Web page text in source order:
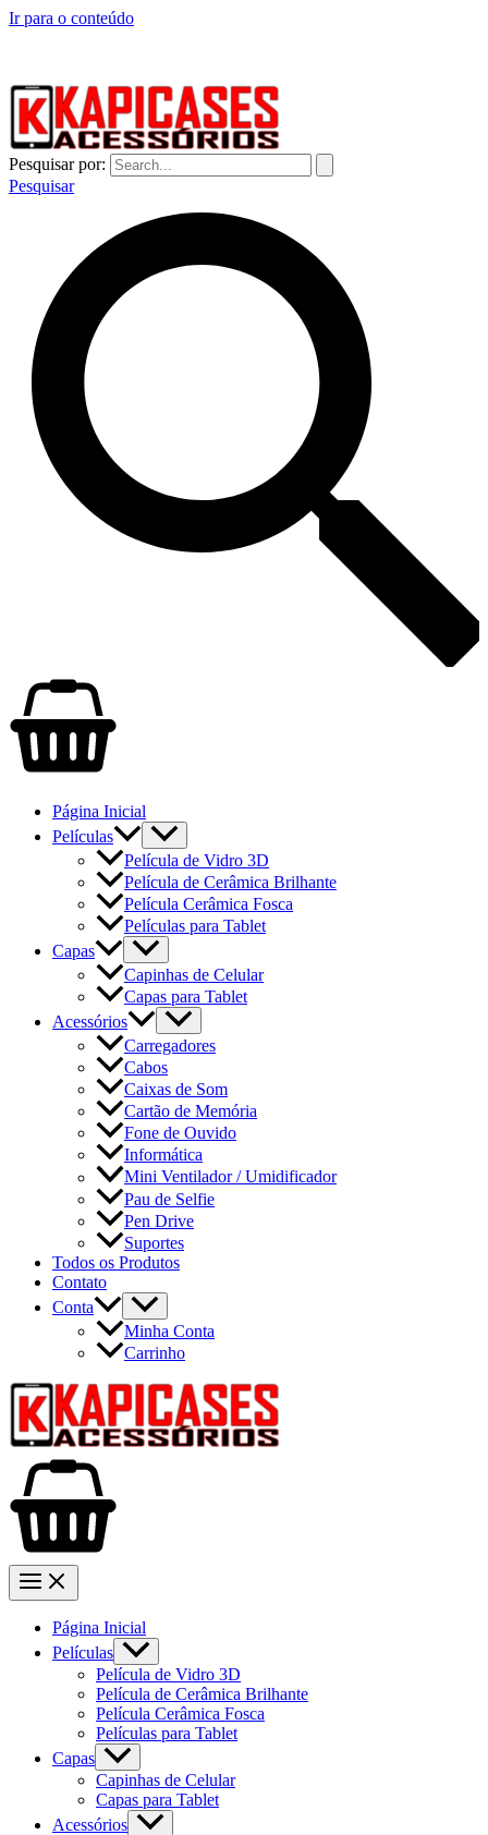
Ir para o conteúdo
Pesquisar por:
Pesquisar
Página Inicial
Películas
Película de Vidro 3D
Película de Cerâmica Brilhante
Película Cerâmica Fosca
Películas para Tablet
Capas
Capinhas de Celular
Capas para Tablet
Acessórios
Carregadores
Cabos
Caixas de Som
Cartão de Memória
Fone de Ouvido
Informática
Mini Ventilador / Umidificador
Pau de Selfie
Pen Drive
Suportes
Todos os Produtos
Contato
Conta
Minha Conta
Carrinho
Página Inicial
Películas
Película de Vidro 3D
Película de Cerâmica Brilhante
Película Cerâmica Fosca
Películas para Tablet
Capas
Capinhas de Celular
Capas para Tablet
Acessórios